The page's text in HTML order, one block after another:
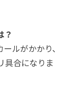
？
ルがかかり、
具合になりま